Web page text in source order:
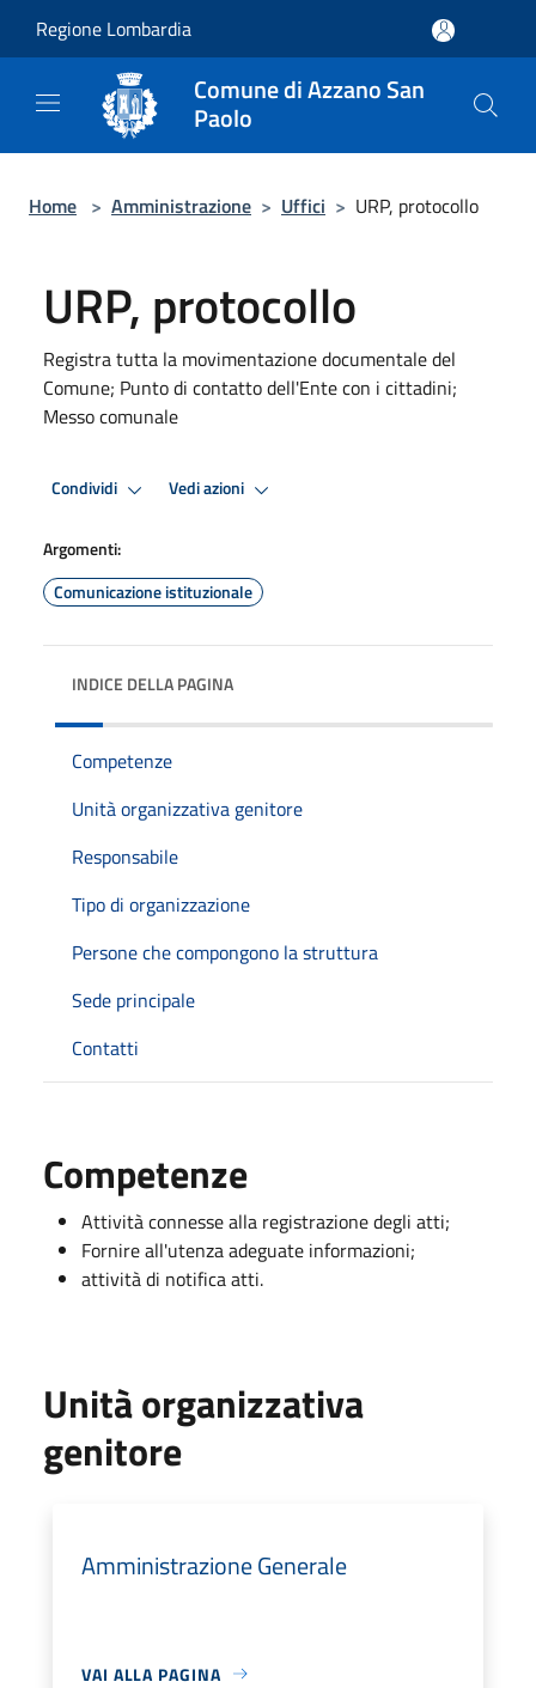
Regione Lombardia
Comune di Azzano San
Paolo
Home > Amministrazione > Uffici > URP, protocollo
URP, protocollo
Registra tutta la movimentazione documentale del
Comune; Punto di contatto dell'Ente con i cittadini;
Messo comunale
Condividi Vedi azioni
Argomenti:
Comunicazione istituzionale
INDICE DELLA PAGINA
Competenze
Unità organizzativa genitore
Responsabile
Tipo di organizzazione
Persone che compongono la struttura
Sede principale
Contatti
Competenze
Attività connesse alla registrazione degli atti;
Fornire all'utenza adeguate informazioni;
attività di notifica atti.
Unità organizzativa
genitore
Amministrazione Generale
VAI ALLA PAGINA